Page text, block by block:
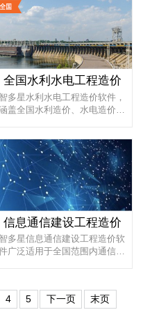
全国水利水电工程造价
智多星水利水电工程造价软件，
盖全国水利造价、水电造价行
信息通信建设工程造价
智多星信息通信建设工程造价软
广泛适用于全国范围内通信线
4 5 下一页 末页